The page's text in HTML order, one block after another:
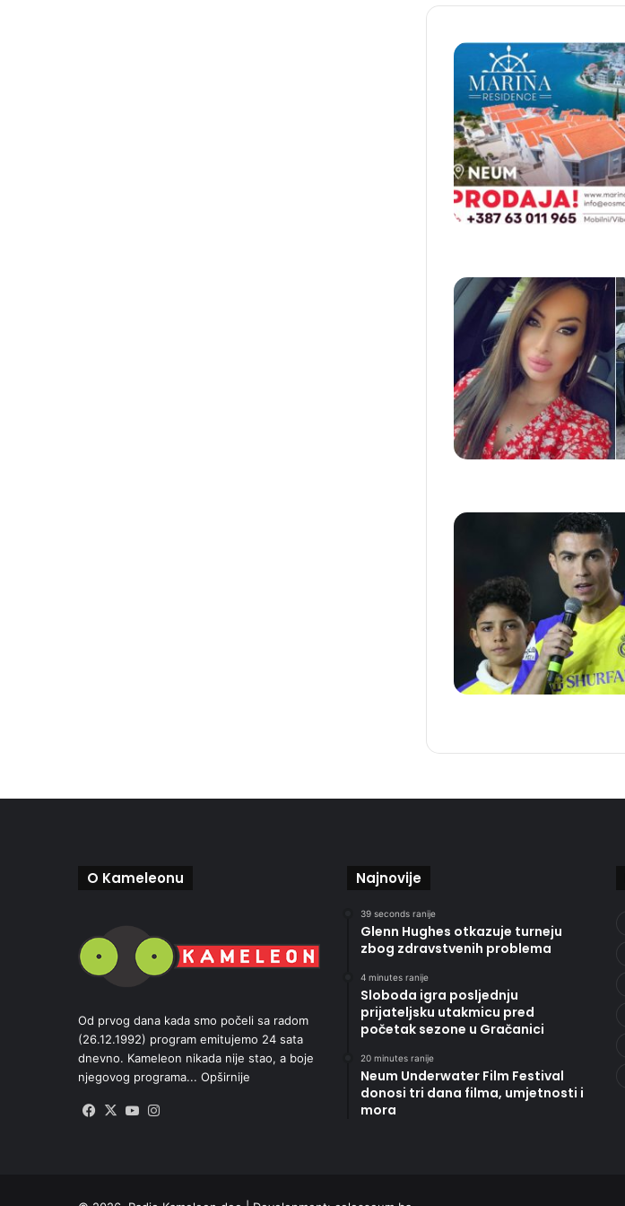
O Kameleonu
Od prvog dana kada smo počeli sa radom
(26.12.1992) program emitujemo 24 sata
dnevno. Kameleon nikada nije stao, a boje
njegovog programa... Opširnije
Facebook
X YouTube
Najnovije
39 seconds ranije
Glenn Hughes otkazuje turneju
zbog zdravstvenih problema
4 minutes ranije
Sloboda igra posljednju
prijateljsku utakmicu pred
početak sezone u Gračanici
20 minutes ranije
Neum Underwater Film Festival
donosi tri dana filma, umjetnosti i
mora